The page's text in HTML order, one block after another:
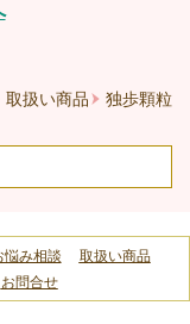
取扱い商品 独歩顆粒
悩み相談
取扱い商品
お問合せ